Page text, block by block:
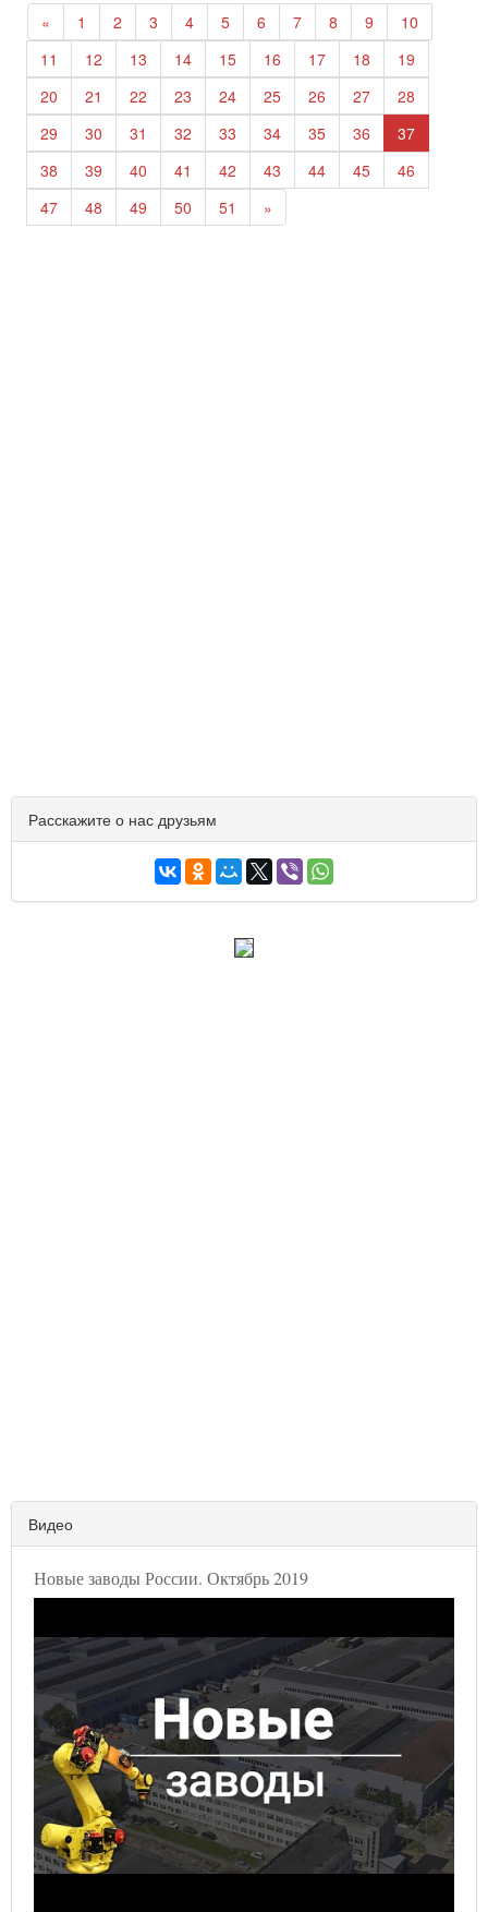
« 1 2 3 4 5 6 7 8 9
10
11
12 13 14 15 16 17 18
19
20
21 22 23 24 25 26 27
28
29
30 31 32 33 34 35 36
37
38
39 40 41 42 43 44 45
46
47
48 49 50 51 »
Расскажите о нас друзьям
Видео
Новые заводы России. Октябрь 2019